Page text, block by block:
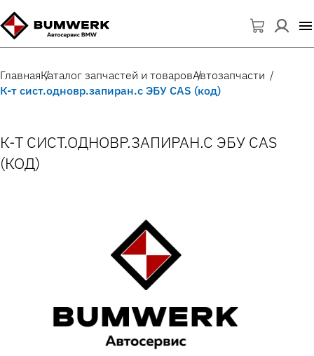
ГлавнаяКаталог запчастей и товаровАвтозапчасти
К-т сист.одновр.запиран.с ЭБУ CAS (код)
К-Т СИСТ.ОДНОВР.ЗАПИРАН.С ЭБУ CAS
(КОД)